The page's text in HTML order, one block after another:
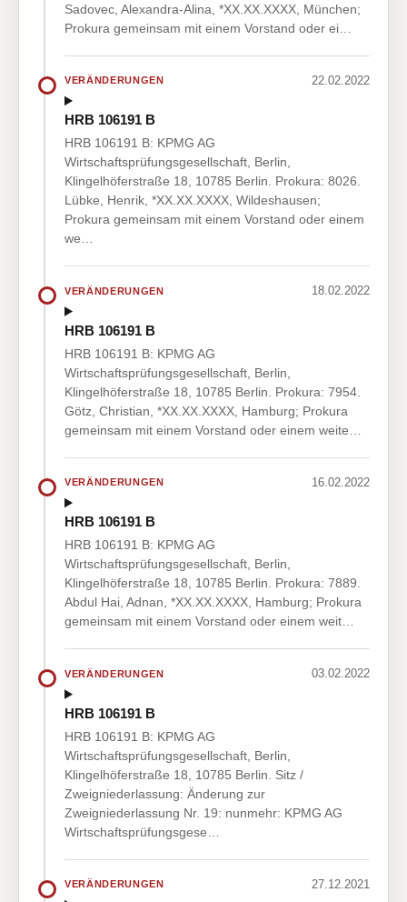
Sadovec, Alexandra-Alina, *XX.XX.XXXX, München;
Prokura gemeinsam mit einem Vorstand oder ei…
VERÄNDERUNGEN 22.02.2022
HRB 106191 B
HRB 106191 B: KPMG AG
Wirtschaftsprüfungsgesellschaft, Berlin,
Klingelhöferstraße 18, 10785 Berlin. Prokura: 8026.
Lübke, Henrik, *XX.XX.XXXX, Wildeshausen;
Prokura gemeinsam mit einem Vorstand oder einem
we…
VERÄNDERUNGEN 18.02.2022
HRB 106191 B
HRB 106191 B: KPMG AG
Wirtschaftsprüfungsgesellschaft, Berlin,
Klingelhöferstraße 18, 10785 Berlin. Prokura: 7954.
Götz, Christian, *XX.XX.XXXX, Hamburg; Prokura
gemeinsam mit einem Vorstand oder einem weite…
VERÄNDERUNGEN 16.02.2022
HRB 106191 B
HRB 106191 B: KPMG AG
Wirtschaftsprüfungsgesellschaft, Berlin,
Klingelhöferstraße 18, 10785 Berlin. Prokura: 7889.
Abdul Hai, Adnan, *XX.XX.XXXX, Hamburg; Prokura
gemeinsam mit einem Vorstand oder einem weit…
VERÄNDERUNGEN 03.02.2022
HRB 106191 B
HRB 106191 B: KPMG AG
Wirtschaftsprüfungsgesellschaft, Berlin,
Klingelhöferstraße 18, 10785 Berlin. Sitz /
Zweigniederlassung: Änderung zur
Zweigniederlassung Nr. 19: nunmehr: KPMG AG
Wirtschaftsprüfungsgese…
VERÄNDERUNGEN 27.12.2021